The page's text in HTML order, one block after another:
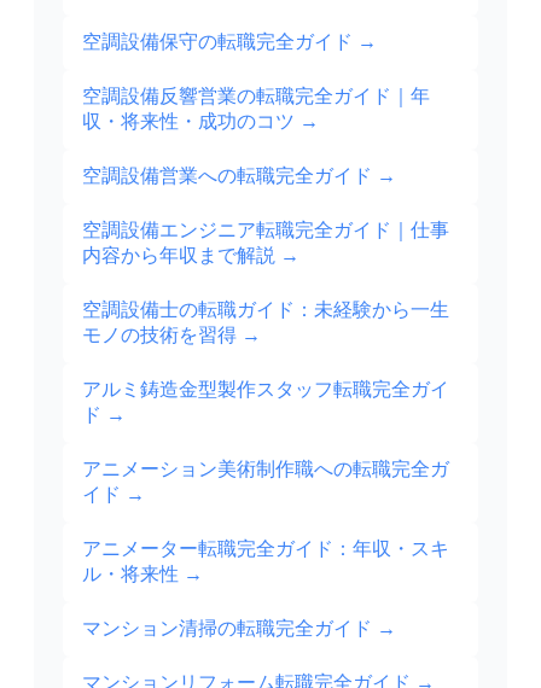
空調設備保守の転職完全ガイド →
空調設備反響営業の転職完全ガイド｜年
収・将来性・成功のコツ →
空調設備営業への転職完全ガイド →
空調設備エンジニア転職完全ガイド｜仕事
内容から年収まで解説 →
空調設備士の転職ガイド：未経験から一生
モノの技術を習得 →
アルミ鋳造金型製作スタッフ転職完全ガイ
ド →
アニメーション美術制作職への転職完全ガ
イド →
アニメーター転職完全ガイド：年収・スキ
ル・将来性 →
マンション清掃の転職完全ガイド →
マンションリフォーム転職完全ガイド →